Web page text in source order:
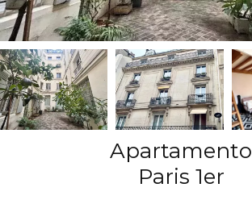
Apartamento
Paris 1er